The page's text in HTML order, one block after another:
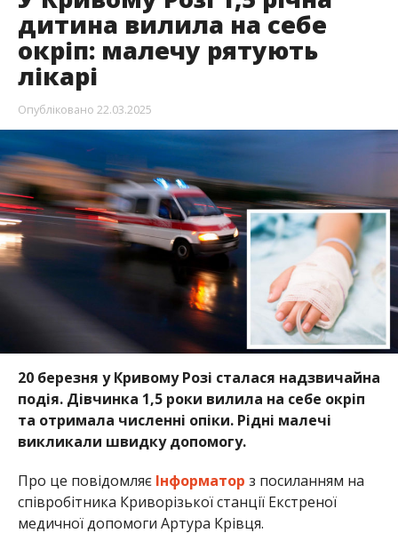
дитина вилила на себе
окріп: малечу рятують
лікарі
Опубліковано 22.03.2025
20 березня у Кривому Розі сталася надзвичайна
подія. Дівчинка 1,5 роки вилила на себе окріп
та отримала численні опіки. Рідні малечі
викликали швидку допомогу.
Про це повідомляє Інформатор з посиланням на
співробітника Криворізької станції Екстреної
медичної допомоги Артура Крівця.